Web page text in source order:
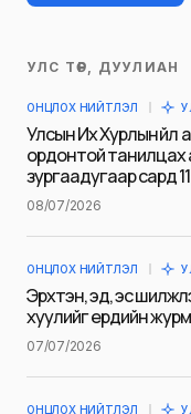
Таны имэйл
тэмдэглэсэн
Сэтгэгдэл*
Name
УЛС ТӨР, ДУУЛИАН
ОНЦЛОХ НИЙТЛЭЛ
Улсын Их Хурлын
ордонтой
зургаадугаар сард
08/07/2026
ОНЦЛОХ НИЙТЛЭЛ
Эрхтэн, эд, эс
хуулийг ердийн
07/07/2026
ОНЦЛОХ НИЙТЛЭЛ